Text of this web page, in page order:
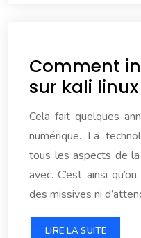
Comment
sur kali linux
Cela fait quelques
numérique. La
tous les aspects de
avec. C’est ainsi
des missives ni
LIRE LA SUITE